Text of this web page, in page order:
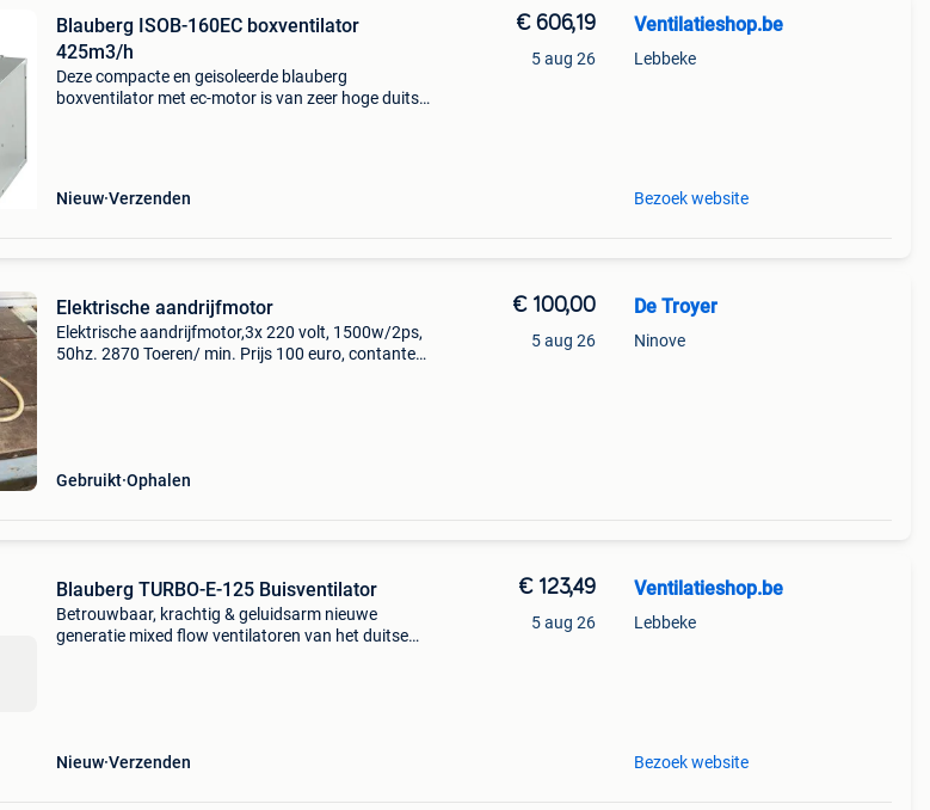
Blauberg ISOB-160EC boxventilator
425m3/h
Deze compacte en geisoleerde blauberg
boxventilator met ec-motor is van zeer hoge duitse
Nieuw Verzenden
€ 606,19
5 aug 26
Ventilatieshop.be
Lebbeke
Bezoek website
Elektrische aandrijfmotor
Elektrische aandrijfmotor,3x 220 volt, 1500w/2ps,
50hz. 2870 Toeren/ min. Prijs 100 euro, contante
Gebruikt Ophalen
€ 100,00
5 aug 26
De Troyer
Ninove
Blauberg TURBO-E-125 Buisventilator
Betrouwbaar, krachtig & geluidsarm nieuwe
generatie mixed flow ventilatoren van het duitse
Nieuw Verzenden
€ 123,49
5 aug 26
Ventilatieshop.be
Lebbeke
Bezoek website